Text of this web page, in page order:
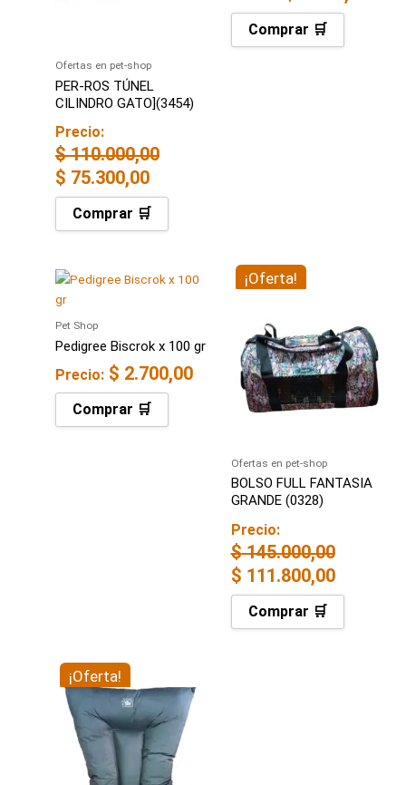
Ofertas en pet-shop
PER-ROS TÚNEL
CILINDRO GATO](3454)
Precio:
$110.000,00
$ 75.300,00
Comprar 🛒
Comprar 🛒
Pet Shop
Pedigree Biscrok x 100 gr
Precio: $ 2.700,00
Comprar 🛒
¡Oferta!
Ofertas en pet-shop
BOLSO FULL FANTASIA
GRANDE (0328)
Precio:
$145.000,00
original
era:
$ 145.000,00.
$ 111.800,00
actual
es:
$
Comprar 🛒
¡Oferta!
precio
original
era:
$ 72.000,00.
precio
actual
es:
$ 57.500,00.